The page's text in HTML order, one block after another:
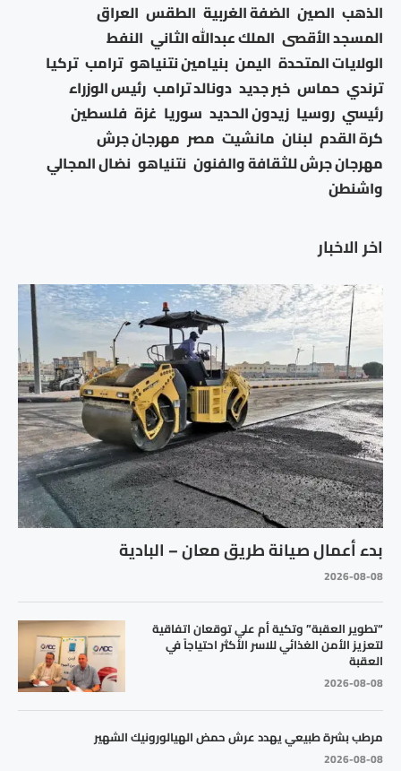
اخر الاخبار
بدء أعمال صيانة طريق معان – البادية
2026-08-08
“تطوير العقبة” وتكية أم علي توقعان اتفاقية
لتعزيز الأمن الغذائي للاسر الأكثر احتياجاً في
العقبة
2026-08-08
مرطب بشرة طبيعي يهدد عرش حمض الهيالورونيك الشهير
2026-08-08
الذهب الصين الضفة الغربية الطقس العراق
المسجد الأقصى الملك عبدالله الثاني النفط
الولايات المتحدة اليمن بنيامين نتنياهو ترامب تركيا
ترندي حماس خبر جديد دونالد ترامب رئيس الوزراء
رئيسي روسيا زيدون الحديد سوريا غزة فلسطين
كرة القدم لبنان مانشيت مصر مهرجان جرش
مهرجان جرش للثقافة والفنون نتنياهو نضال المجالي
واشنطن